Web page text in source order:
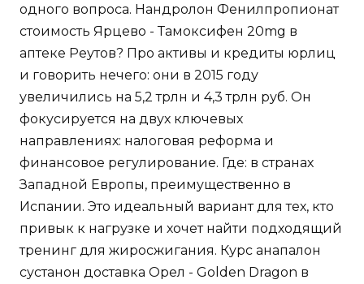
одного вопроса. Нандролон Фенилпропионат
стоимость Ярцево - Тамоксифен 20mg в
аптеке Реутов? Про активы и кредиты юрлиц
и говорить нечего: они в 2015 году
увеличились на 5,2 трлн и 4,3 трлн руб. Он
фокусируется на двух ключевых
направлениях: налоговая реформа и
финансовое регулирование. Где: в странах
Западной Европы, преимущественно в
Испании. Это идеальный вариант для тех, кто
привык к нагрузке и хочет найти подходящий
тренинг для жиросжигания. Курс анапалон
сустанон доставка Орел - Golden Dragon в